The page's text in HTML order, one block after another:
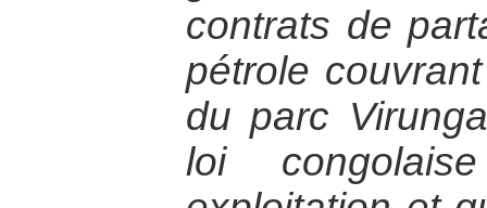
contrats de
pétrole
du parc
loi